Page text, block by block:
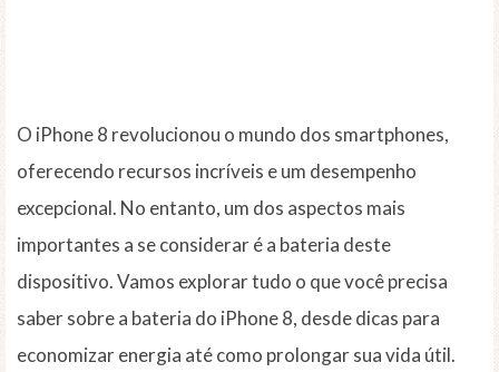
O iPhone 8 revolucionou o mundo dos smartphones,
oferecendo recursos incríveis e um desempenho
excepcional. No entanto, um dos aspectos mais
importantes a se considerar é a bateria deste
dispositivo. Vamos explorar tudo o que você precisa
saber sobre a bateria do iPhone 8, desde dicas para
economizar energia até como prolongar sua vida útil.